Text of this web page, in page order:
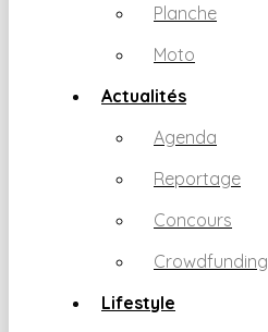
Planche
Moto
Actualités
Agenda
Reportage
Concours
Crowdfunding
Lifestyle